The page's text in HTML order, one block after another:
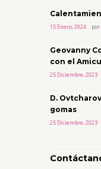
15 Enero, 2024 por
Geovanny
con el
25 Diciembre, 2023
D.
gomas
25 Diciembre, 2023